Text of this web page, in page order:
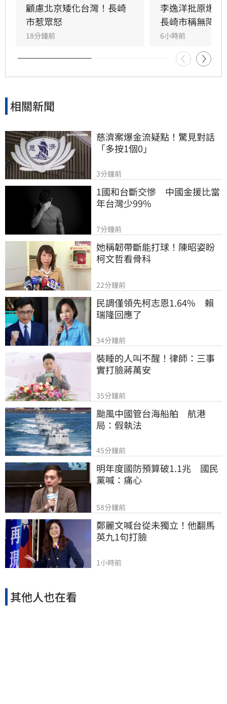
期互為命運共同體，台日民間友誼深厚且交流密
切，不會因此次個案動搖雙邊關係。
顧慮北京矮化台灣！長崎
市惹眾怒
18分鐘前
李逸洋批原爆
長崎市稱無降格
6小時前
相關新聞
慈濟案爆金流疑點！驚見對話
「多按1個0」
3分鐘前
1國和台斷交慘　中國金援比當
年台灣少99%
7分鐘前
她稱韌帶斷能打球！陳昭姿盼
柯文哲看骨科
22分鐘前
民調僅領先柯志恩1.64%　賴
瑞隆回應了
34分鐘前
裝睡的人叫不醒！律師：三事
實打臉蔣萬安
35分鐘前
颱風中國管台海船舶　航港
局：假執法
45分鐘前
明年度國防預算破1.1兆　國民
黨喊：痛心
58分鐘前
鄭麗文喊台從未獨立！他翻馬
英九1句打臉
1小時前
其他人也在看